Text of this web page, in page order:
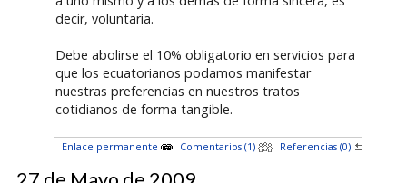
decir, voluntaria.
Debe abolirse el 10% obligatorio en servicios para
que los ecuatorianos podamos manifestar
nuestras preferencias en nuestros tratos
cotidianos de forma tangible.
Enlace permanente Comentarios (1) Referencias (0)